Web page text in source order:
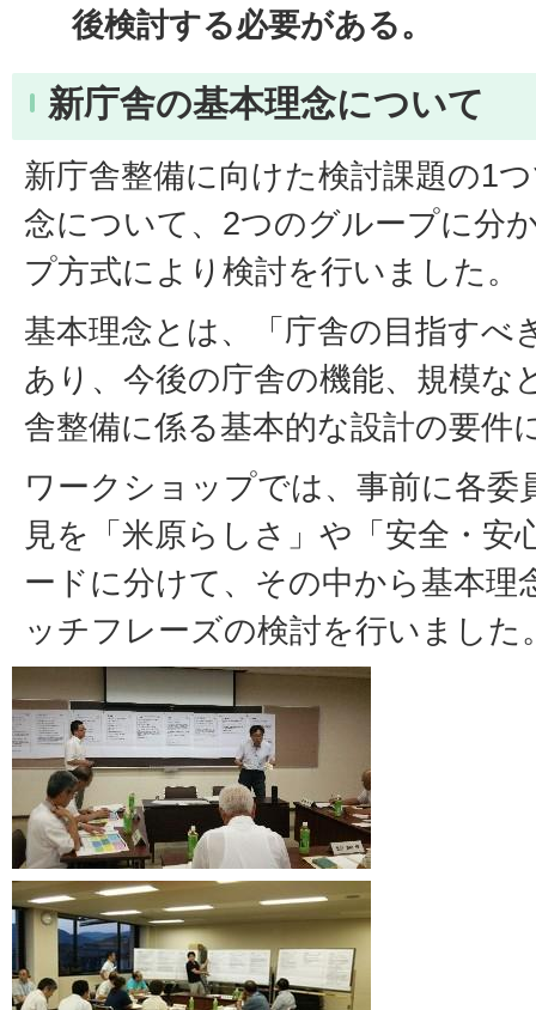
後検討する必要がある。
新庁舎の基本理念について
新庁舎整備に向けた検討課題の1
念について、2つのグループに分
プ方式により検討を行いました。
基本理念とは、「庁舎の目指すべ
あり、今後の庁舎の機能、規模な
舎整備に係る基本的な設計の要件
ワークショップでは、事前に各委
見を「米原らしさ」や「安全・安
ードに分けて、その中から基本理
ッチフレーズの検討を行いました